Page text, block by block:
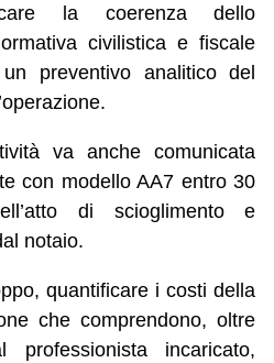
la coerenza dello
civilistica e fiscale
preventivo analitico del
va anche comunicata
con modello AA7 entro 30
di scioglimento e
notaio.
quantificare i costi della
che comprendono, oltre
professionista incaricato,